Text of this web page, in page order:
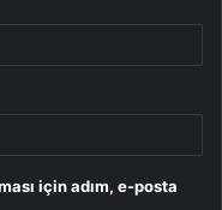
için adım, e-posta